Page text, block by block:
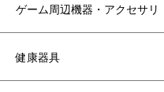
ゲーム周辺機器・アクセサリ
健康器具